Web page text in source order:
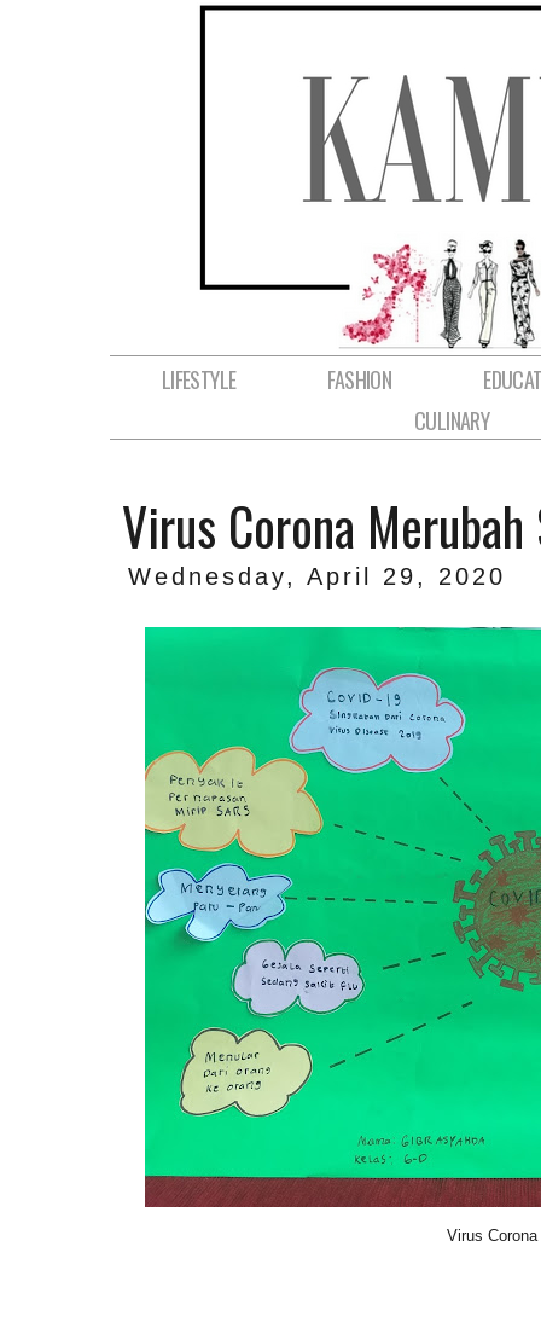
LIFESTYLE FASHION
CULINARY
Virus Corona
Wednesday, April 29, 2020
Virus